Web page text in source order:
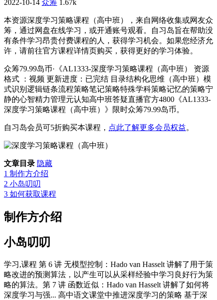
2022-10-14 众筹 1.67k
本资源深度学习策略课程（高中班），来自网络收集或网友众
筹，通过网盘在线学习，或开通账号观看。自习岛旨在帮助没
有条件学习昂贵付费课程的人，获得学习机会。如果您经济允
许，请前往官方课程详情页购买，获得更好的学习体验。
众筹79.99岛币·《AL1333-深度学习策略课程（高中班） 资源
格式 ：视频 更新进度：已完结 目录结构化思维（高中班）模
式识别逻辑链条流程策略笔记策略特殊学科策略记忆的策略宁
静的心智精力管理元认知高中班答疑直播官方4800《AL1333-
深度学习策略课程（高中班）》限时众筹79.99岛币。
自习岛会员可5折购买本课程， 点此了解更多会员权益。
文章目录 隐藏
1 制作方介绍
2 小岛叨叨
3 如何获取课程
制作方介绍
小岛叨叨
学习,课程 第 6 讲 无模型控制：Hado van Hasselt 讲解了用于策
略改进的预测算法，以产生可以从采样经验中学习良好行为策
略的算法。第 7 讲 函数近似：Hado van Hasselt 讲解了如何将
深度学习与强... 高中语文课堂中推进深度学习的策略 基于深